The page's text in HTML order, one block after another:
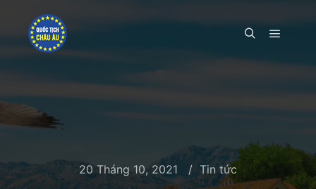
20 Tháng 10, 2021 Tin tức